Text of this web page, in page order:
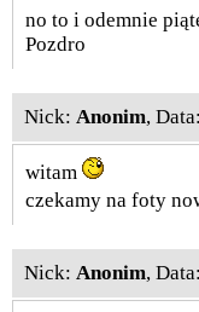
no to i odemnie
Pozdro
Nick: Anonim,
witam
czekamy na foty
Nick: Anonim,